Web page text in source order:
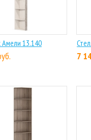
13.140
7